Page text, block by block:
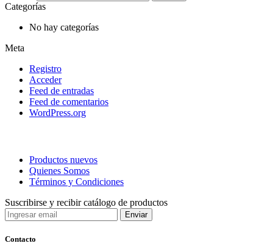
Categorías
No hay categorías
Meta
Registro
Acceder
Feed de entradas
Feed de comentarios
WordPress.org
Productos nuevos
Quienes Somos
Términos y Condiciones
Suscribirse y recibir catálogo de productos
Contacto